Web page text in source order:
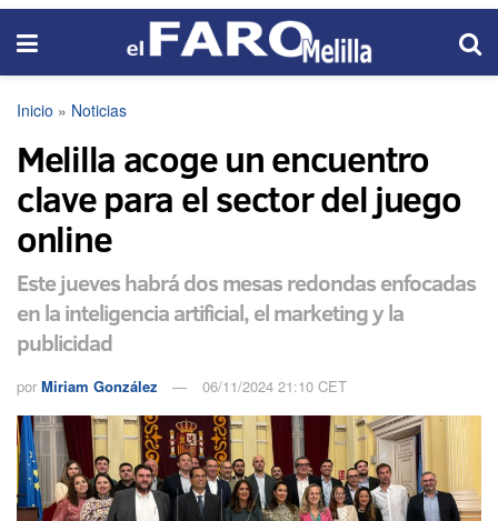
Inicio » Noticias
Melilla acoge un encuentro
clave para el sector del juego
online
Este jueves habrá dos mesas redondas enfocadas
en la inteligencia artificial, el marketing y la
publicidad
por Miriam González 06/11/2024 21:10 CET